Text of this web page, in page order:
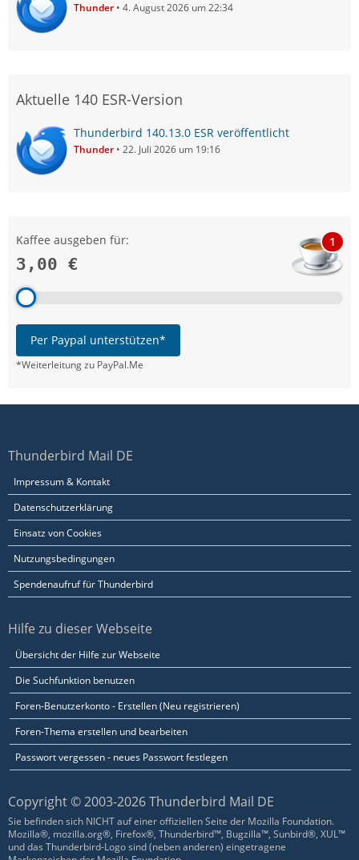
Thunder 4. August 2026 um 22:34
Aktuelle 140 ESR-Version
Thunderbird 140.13.0 ESR veröffentlicht
Thunder 22. Juli 2026 um 19:16
Kaffee ausgeben für:
3,00 €
1
Per Paypal unterstützen*
*Weiterleitung zu PayPal.Me
Thunderbird Mail DE
Impressum & Kontakt
Datenschutzerklärung
Einsatz von Cookies
Nutzungsbedingungen
Spendenaufruf für Thunderbird
Hilfe zu dieser Webseite
Übersicht der Hilfe zur Webseite
Die Suchfunktion benutzen
Foren-Benutzerkonto - Erstellen (Neu registrieren)
Foren-Thema erstellen und bearbeiten
Passwort vergessen - neues Passwort festlegen
Copyright © 2003-2026 Thunderbird Mail DE
Sie befinden sich NICHT auf einer offiziellen Seite der Mozilla Foundation.
Mozilla®, mozilla.org®, Firefox®, Thunderbird™, Bugzilla™, Sunbird®, XUL™
und das Thunderbird-Logo sind (neben anderen) eingetragene